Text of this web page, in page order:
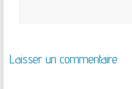
Laisser un commentaire